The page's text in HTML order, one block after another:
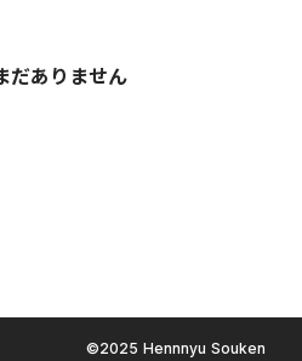
だありません
©︎2025 Hennnyu Souken